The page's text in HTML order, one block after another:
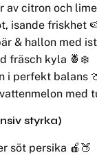
av citron och
isande friskhet
& hallon med
fräsch kyla 🍍❄️
i perfekt balans
med
styrka)
söt persika 🍎🍑